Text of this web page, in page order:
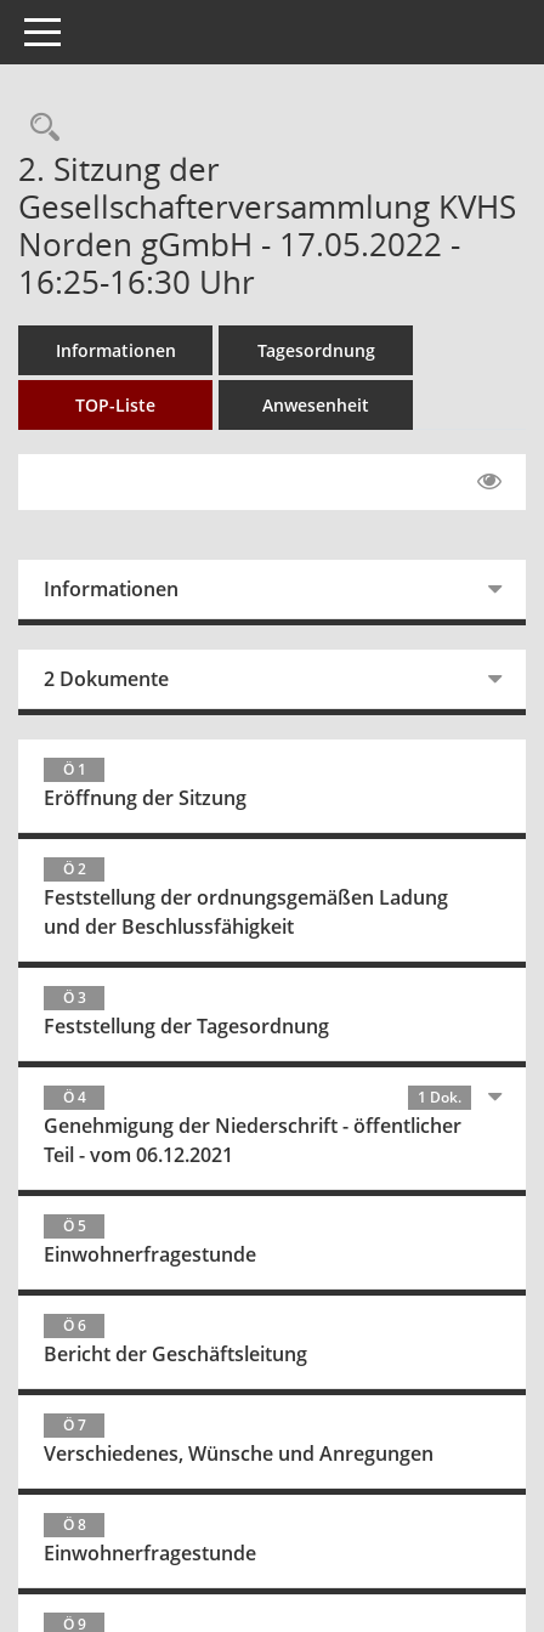
Toggle navigation
Rechercheauswahl
2. Sitzung der
Gesellschafterversammlung KVHS
Norden gGmbH - 17.05.2022 -
16:25-16:30 Uhr
Informationen Tagesordnung
TOP-Liste Anwesenheit
Informationen
2 Dokumente
Ö 1
Eröffnung der Sitzung
Ö 2
Feststellung der ordnungsgemäßen Ladung
und der Beschlussfähigkeit
Ö 3
Feststellung der Tagesordnung
Ö 4 1 Dok.
Genehmigung der Niederschrift - öffentlicher
Teil - vom 06.12.2021
Ö 5
Einwohnerfragestunde
Ö 6
Bericht der Geschäftsleitung
Ö 7
Verschiedenes, Wünsche und Anregungen
Ö 8
Einwohnerfragestunde
Ö 9